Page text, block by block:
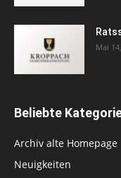
Mai
Beliebte
Archiv alte Homepage
Neuigkeiten